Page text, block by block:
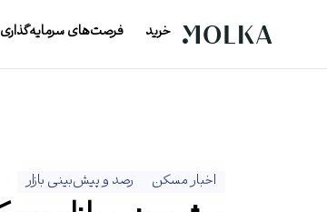
خرید فرصت‌های سرمایه‌گذاری
اخبار مسکن رصد و پیش‌بینی بازار